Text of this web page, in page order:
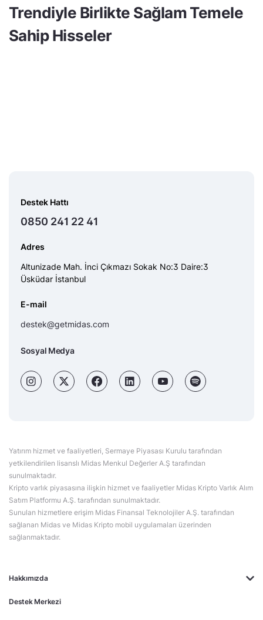
Trendiyle Birlikte Sağlam Temele
Sahip Hisseler
Hakkımızda
Destek Merkezi
Destek Hattı
0850 241 22 41
Adres
Altunizade Mah. İnci Çıkmazı Sokak No:3 Daire:3
Üsküdar İstanbul
E-mail
destek@getmidas.com
Sosyal Medya
Yatırım hizmet ve faaliyetleri, Sermaye Piyasası Kurulu tarafından
yetkilendirilen lisanslı Midas Menkul Değerler A.Ş tarafından
sunulmaktadır.
Kripto varlık piyasasına ilişkin hizmet ve faaliyetler Midas Kripto Varlık Alım
Satım Platformu A.Ş. tarafından sunulmaktadır.
Sunulan hizmetlere erişim Midas Finansal Teknolojiler A.Ş. tarafından
sağlanan Midas ve Midas Kripto mobil uygulamaları üzerinden
sağlanmaktadır.